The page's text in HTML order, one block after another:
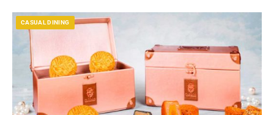
CASUAL DINING